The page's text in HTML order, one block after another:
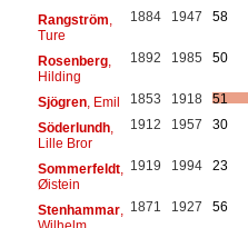
Rangström
Ture
1884 1947 58
Rosenberg,
Hilding
1892 1985 50
Sjögren, Emil 1853 1918
51
Söderlundh,
Lille Bror
1912 1957 30
Sommerfeldt,
Øistein
1919 1994 23
Stenhammar,
1871 1927 56